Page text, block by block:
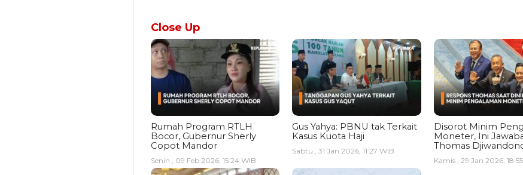
Close Up
Rumah Program RTLH
Bocor, Gubernur Sherly
Copot Mandor
Senin , 09 Feb 2026, 15:24 WIB
Gus Yahya: PBNU tak Terkait
Kasus Kuota Haji
Sabtu , 31 Jan 2026, 11:27 WIB
Disorot Minim
Moneter, Ini
Thomas
Kamis , 29 Jan 2026,